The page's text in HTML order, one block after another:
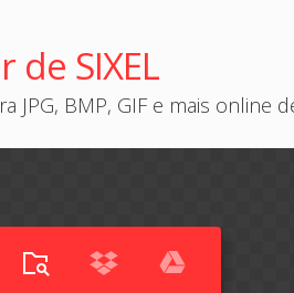
de SIXEL
JPG, BMP, GIF e mais online